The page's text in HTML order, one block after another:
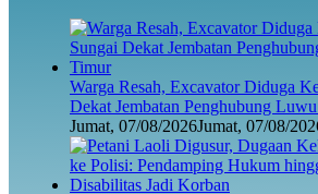
Warga Resah, Excavator Diduga
Dekat Jembatan Penghubung
Jumat, 07/08/2026Jumat, 07/08/